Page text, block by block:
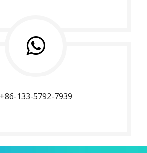
+86-133-5792-7939